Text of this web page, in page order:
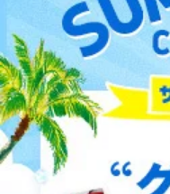
ご利
アフィリエイト
プレスリリース